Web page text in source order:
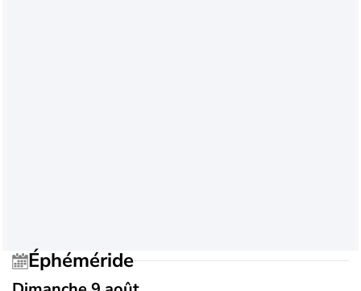
Éphéméride